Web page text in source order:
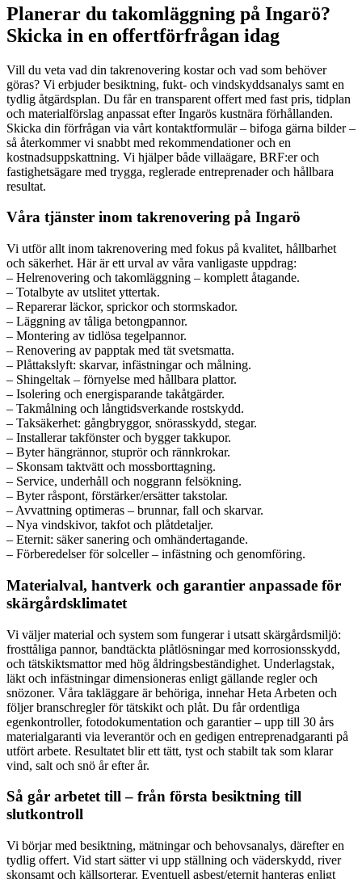
Planerar du takomläggning på Ingarö?
Skicka in en offertförfrågan idag
Vill du veta vad din takrenovering kostar och vad som behöver
göras? Vi erbjuder besiktning, fukt- och vindskyddsanalys samt en
tydlig åtgärdsplan. Du får en transparent offert med fast pris, tidplan
och materialförslag anpassat efter Ingarös kustnära förhållanden.
Skicka din förfrågan via vårt kontaktformulär – bifoga gärna bilder –
så återkommer vi snabbt med rekommendationer och en
kostnadsuppskattning. Vi hjälper både villaägare, BRF:er och
fastighetsägare med trygga, reglerade entreprenader och hållbara
resultat.
Våra tjänster inom takrenovering på Ingarö
Vi utför allt inom takrenovering med fokus på kvalitet, hållbarhet
och säkerhet. Här är ett urval av våra vanligaste uppdrag:
– Helrenovering och takomläggning – komplett åtagande.
– Totalbyte av utslitet yttertak.
– Reparerar läckor, sprickor och stormskador.
– Läggning av tåliga betongpannor.
– Montering av tidlösa tegelpannor.
– Renovering av papptak med tät svetsmatta.
– Plåttakslyft: skarvar, infästningar och målning.
– Shingeltak – förnyelse med hållbara plattor.
– Isolering och energisparande takåtgärder.
– Takmålning och långtidsverkande rostskydd.
– Taksäkerhet: gångbryggor, snörasskydd, stegar.
– Installerar takfönster och bygger takkupor.
– Byter hängrännor, stuprör och rännkrokar.
– Skonsam taktvätt och mossborttagning.
– Service, underhåll och noggrann felsökning.
– Byter råspont, förstärker/ersätter takstolar.
– Avvattning optimeras – brunnar, fall och skarvar.
– Nya vindskivor, takfot och plåtdetaljer.
– Eternit: säker sanering och omhändertagande.
– Förberedelser för solceller – infästning och genomföring.
Materialval, hantverk och garantier anpassade för
skärgårdsklimatet
Vi väljer material och system som fungerar i utsatt skärgårdsmiljö:
frosttåliga pannor, bandtäckta plåtlösningar med korrosionsskydd,
och tätskiktsmattor med hög åldringsbeständighet. Underlagstak,
läkt och infästningar dimensioneras enligt gällande regler och
snözoner. Våra takläggare är behöriga, innehar Heta Arbeten och
följer branschregler för tätskikt och plåt. Du får ordentliga
egenkontroller, fotodokumentation och garantier – upp till 30 års
materialgaranti via leverantör och en gedigen entreprenadgaranti på
utfört arbete. Resultatet blir ett tätt, tyst och stabilt tak som klarar
vind, salt och snö år efter år.
Så går arbetet till – från första besiktning till
slutkontroll
Vi börjar med besiktning, mätningar och behovsanalys, därefter en
tydlig offert. Vid start sätter vi upp ställning och väderskydd, river
skonsamt och källsorterar. Eventuell asbest/eternit hanteras enligt